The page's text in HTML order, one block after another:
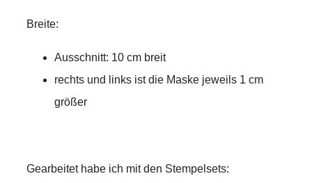
Breite:
Ausschnitt: 10 cm breit
rechts und links ist die Maske jeweils 1 cm
größer
Gearbeitet habe ich mit den Stempelsets: